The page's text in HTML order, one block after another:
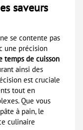
saveurs
se contente pas
une précision
temps de cuisson
ainsi des
est cruciale
tout en
Que vous
à pain, le
culinaire